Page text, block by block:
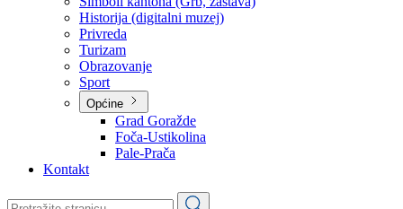
O kantonu
O kantonu
Simboli kantona (Grb, zastava)
Historija (digitalni muzej)
Privreda
Turizam
Obrazovanje
Općine
Pale-Prača